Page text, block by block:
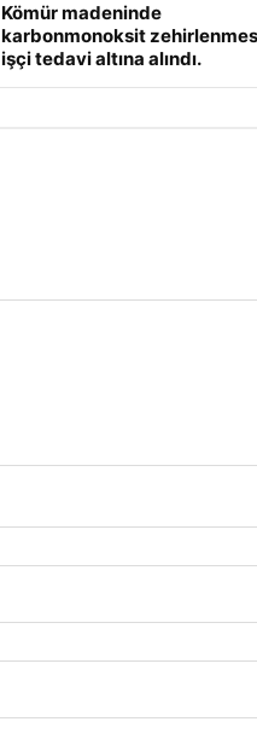
Kömür madeninde
karbonmonoksit
işçi tedavi altına alındı.